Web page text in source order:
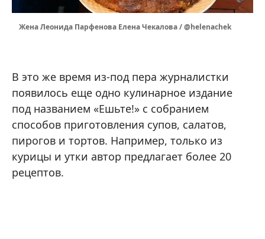
Жена Леонида Парфенова Елена Чекалова / @helenachek
В это же время из-под пера журналистки
появилось еще одно кулинарное издание
под названием «Ешьте!» с собранием
способов приготовления супов, салатов,
пирогов и тортов. Например, только из
курицы и утки автор предлагает более 20
рецептов.